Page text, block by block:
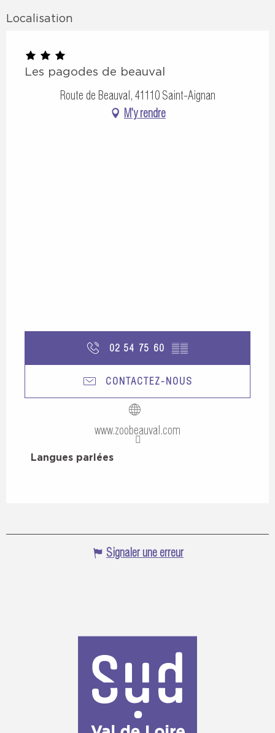
Localisation
Les pagodes de beauval
Route de Beauval, 41110 Saint-Aignan
M'y rendre
02 54 75 60 ▒▒
CONTACTEZ-NOUS
www.zoobeauval.com
Langues parlées
Langues parlées
Signaler une erreur